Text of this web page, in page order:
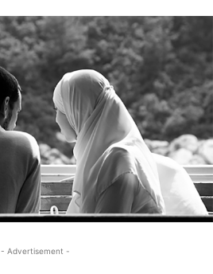
- Advertisement -